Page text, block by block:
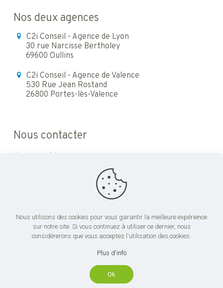
Nos deux agences
C2i Conseil - Agence de Lyon
30 rue Narcisse Bertholey
69600 Oullins
C2i Conseil - Agence de Valence
530 Rue Jean Rostand
26800 Portes-lès-Valence
Nous contacter
© 2023 C2i Conseil - Tous droits réservés | Réalisé par
Nous utilisons des cookies pour vous garantir la meilleure expérience
sur notre site. Si vous continuez à utiliser ce dernier, nous
considérerons que vous acceptez l'utilisation des cookies.
Plus d'info
Ok